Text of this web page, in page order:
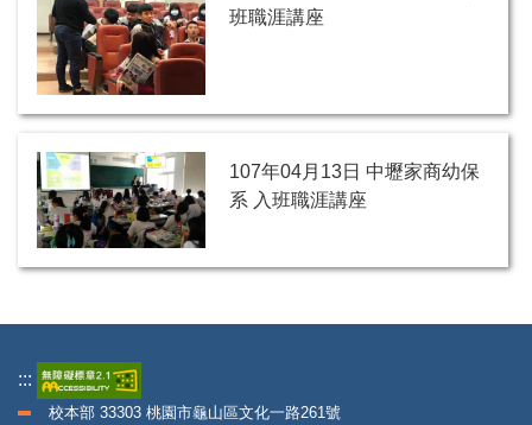
班職涯講座
107年04月13日 中壢家商幼保
系 入班職涯講座
:::
校本部 33303 桃園市龜山區文化一路261號